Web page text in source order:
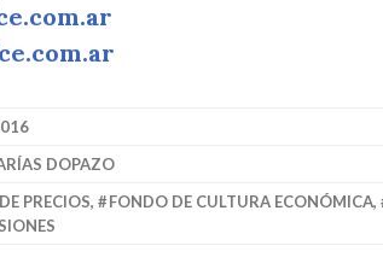
DOPAZO
PRECIOS, FONDO DE CULTURA ECONÓMICA,